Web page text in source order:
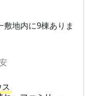
地内に9棟ありま